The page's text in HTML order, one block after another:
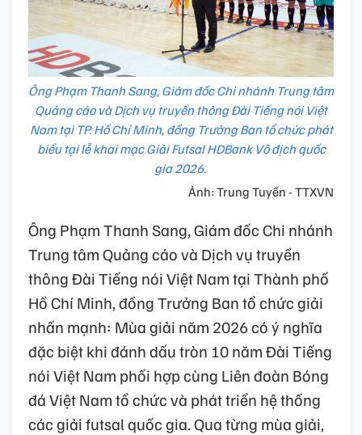
Ông Phạm Thanh Sang, Giám đốc Chi nhánh Trung tâm
Quảng cáo và Dịch vụ truyền thông Đài Tiếng nói Việt
Nam tại TP. Hồ Chí Minh, đồng Trưởng Ban tổ chức phát
biểu tại lễ khai mạc Giải Futsal HDBank Vô địch quốc
gia 2026.
Ảnh: Trung Tuyến - TTXVN
Ông Phạm Thanh Sang, Giám đốc Chi nhánh
Trung tâm Quảng cáo và Dịch vụ truyền
thông Đài Tiếng nói Việt Nam tại Thành phố
Hồ Chí Minh, đồng Trưởng Ban tổ chức giải
nhấn mạnh: Mùa giải năm 2026 có ý nghĩa
đặc biệt khi đánh dấu tròn 10 năm Đài Tiếng
nói Việt Nam phối hợp cùng Liên đoàn Bóng
đá Việt Nam tổ chức và phát triển hệ thống
các giải futsal quốc gia. Qua từng mùa giải,